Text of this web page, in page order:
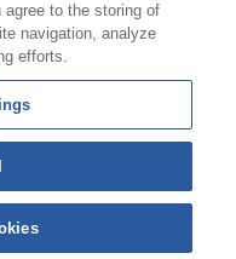
|Reclamacións
Privada Comisión de
sitio | Aviso legal |
agree to the storing of
navigation, analyze
efforts.